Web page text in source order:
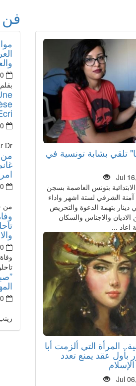
فن
0
...
0
Dr.
من
0
من
0
0
تلقي بشابة تونسية في
Jul
بتونس العاصمة بسجن
آمنة الشرقي لستة اشهر واداء
دينار بتهمة الدعوة والتحريض
الاديان والاجناس والسكان
اعاد ...
المرأة التي ألزمت أبا
بأول عقد يمنع تعدد
Jul